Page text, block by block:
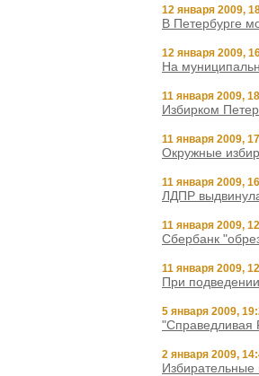
12 января 2009,
В Петербурге
12 января 2009,
На
11 января 2009,
Избирком
11 января 2009,
Окружные
11 января 2009,
ЛДПР
11 января 2009,
Сбербанк
11 января 2009,
При
5 января 2009,
"Справедливая
2 января 2009,
Избирательные